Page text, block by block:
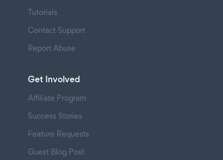
Tutorials
Contact Support
Report Abuse
Get Involved
Affiliate Program
Success Stories
Feature Requests
Guest Blog Post